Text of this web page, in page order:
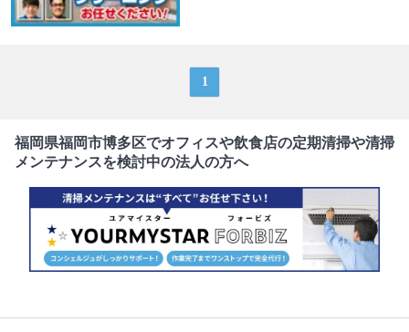
1
福岡県福岡市博多区でオフィスや飲食店の定期清掃や清掃
メンテナンスを検討中の法人の方へ